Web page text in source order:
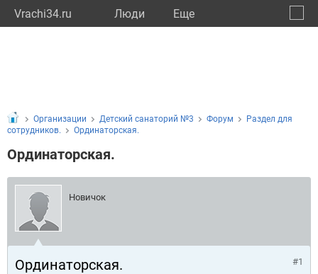
Vrachi34.ru Люди Eще
Организации Детский санаторий №3 Форум
Раздел для
сотрудников.
Ординаторская.
Ординаторская.
Новичок
Ординаторская. #1